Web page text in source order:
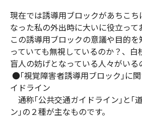
現在では誘導用ブロックがあちこち
なった私の外出時に大いに役立って
この誘導用ブロックの意議や目的
っていても無視しているのか？、白
盲人の妨げとなっている人々がいる
●｢視覚障害者誘導用ブロック｣に
イドライン
通称｢公共交通ガイドライン｣と｢
ン｣の２種が主なものです。